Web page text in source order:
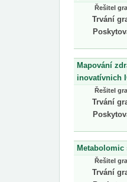
Řešitel
Trvání
Mapování
inovatívnich
Řešitel
Trvání
Řešitel
Trvání